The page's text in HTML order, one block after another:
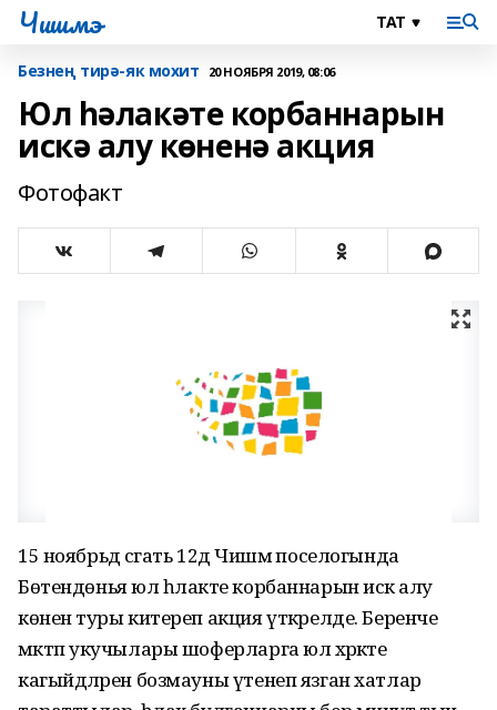
Чишмэ
Безнең тирә-як мохит 20 НОЯБРЯ 2019, 08:06
Юл һәлакәте корбаннарын
искә алу көненә акция
Фотофакт
15 ноябрьдә сәгать 12дә Чишмә поселогында
Бөтендөнья юл һәлакәте корбаннарын искә алу
көненә туры китереп акция үткәрелде. Беренче
мәктәп укучылары шоферларга юл хәрәкәте
кагыйдәләрен бозмауны үтенеп язган хатлар